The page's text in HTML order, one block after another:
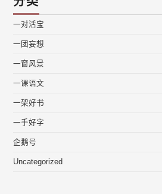
一对活宝
一团妄想
一窗风景
一课语文
一架好书
一手好字
企鹅号
Uncategorized